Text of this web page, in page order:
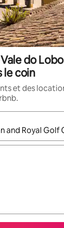
do
le coin
et des
affichés,